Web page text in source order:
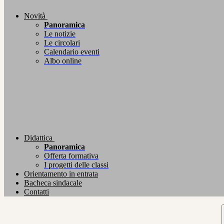
Novità
Panoramica
Le notizie
Le circolari
Calendario eventi
Albo online
Didattica
Panoramica
Offerta formativa
I progetti delle classi
Orientamento in entrata
Bacheca sindacale
Contatti